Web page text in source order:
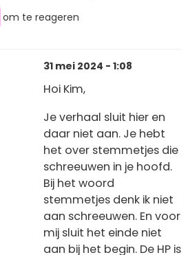
om te reageren
31 mei 2024 - 1:08
Hoi Kim,
Je verhaal sluit hier en
daar niet aan. Je hebt
het over stemmetjes die
schreeuwen in je hoofd.
Bij het woord
stemmetjes denk ik niet
aan schreeuwen. En voor
mij sluit het einde niet
aan bij het begin. De HP is